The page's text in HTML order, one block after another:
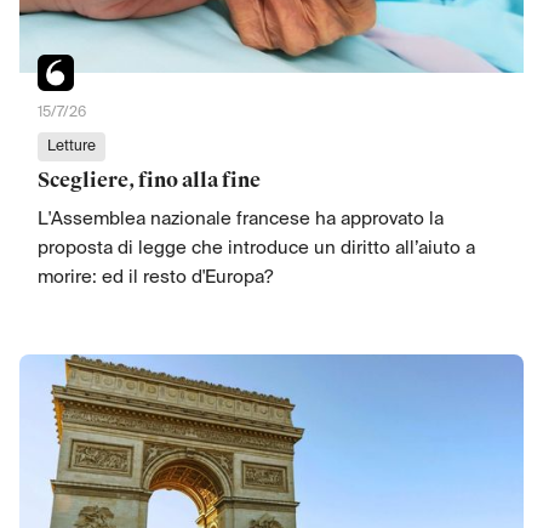
15/7/26
Letture
Scegliere, fino alla fine
L'Assemblea nazionale francese ha approvato la
proposta di legge che introduce un diritto all’aiuto a
morire: ed il resto d'Europa?